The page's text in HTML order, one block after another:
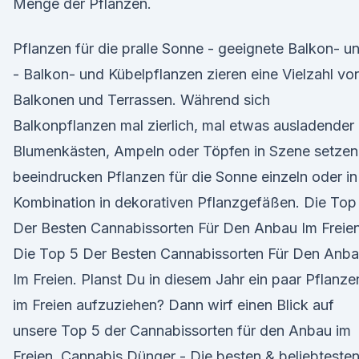
Menge der Pflanzen.
Pflanzen für die pralle Sonne - geeignete Balkon-
- Balkon- und Kübelpflanzen zieren eine Vielzahl
Balkonen und Terrassen. Während sich
Balkonpflanzen mal zierlich, mal etwas ausladender
Blumenkästen, Ampeln oder Töpfen in Szene
beeindrucken Pflanzen für die Sonne einzeln oder in
Kombination in dekorativen Pflanzgefäßen. Die Top
Der Besten Cannabissorten Für Den Anbau Im
Die Top 5 Der Besten Cannabissorten Für Den
Im Freien. Planst Du in diesem Jahr ein paar
im Freien aufzuziehen? Dann wirf einen Blick auf
unsere Top 5 der Cannabissorten für den Anbau im